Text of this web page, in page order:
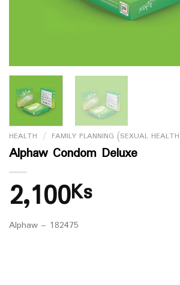
HEALTH / FAMILY PLANNING (SEXUAL
Alphaw Condom Deluxe
2,100Ks
Alphaw – 182475